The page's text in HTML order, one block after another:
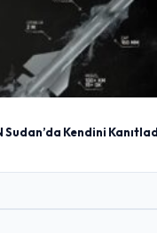
Sudan’da Kendini